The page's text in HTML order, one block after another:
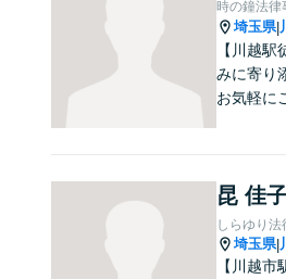
時の鐘法律
埼玉県|
【川越
みに寄り
お気軽に
昆 佳
しらゆり法
埼玉県|
【川越